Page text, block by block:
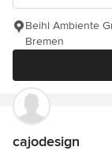
Beihl Ambiente
Bremen
cajodesign